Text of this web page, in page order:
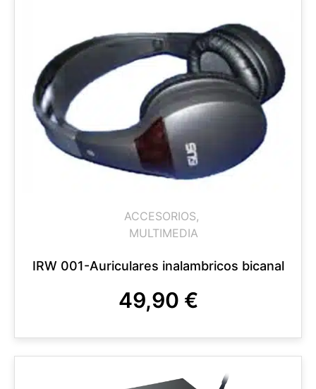
ACCESORIOS,
MULTIMEDIA
IRW 001-Auriculares inalambricos bicanal
49,90 €